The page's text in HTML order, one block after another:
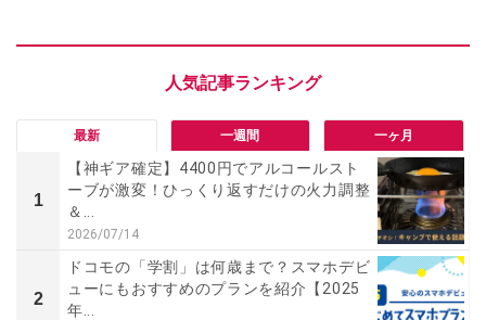
最新 一週間 一ヶ月
1
【神ギア確定】4400円でアルコールスト
ーブが激変！ひっくり返すだけの火力調整
＆...
2026/07/14
2
ドコモの「学割」は何歳まで？スマホデビ
ューにもおすすめのプランを紹介【2025
年...